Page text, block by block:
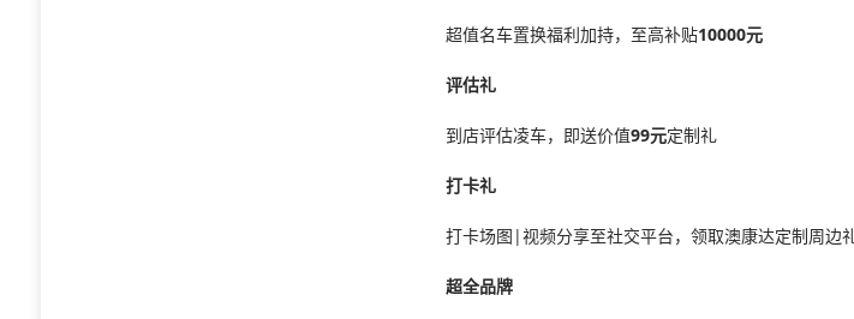
超值名车置换福利加持，至高补贴10000元
评估礼
到店评估凌车，即送价值99元定制礼
打卡礼
打卡场图|视频分享至社交平台，领取澳康达定制周边
超全品牌